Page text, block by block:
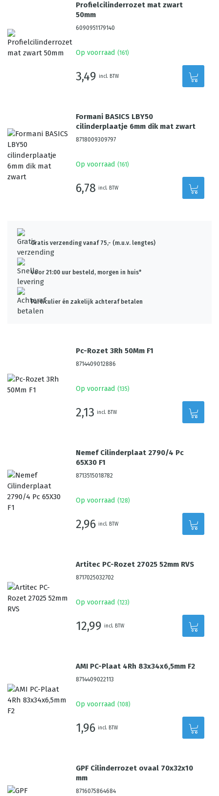
Profielcilinderrozet mat zwart
50mm
6090951179140
Op voorraad (161 )
3,49 incl. BTW
Formani BASICS LBY50
cilinderplaatje 6mm dik mat zwart
8718009309797
Op voorraad (161 )
6,78 incl. BTW
Gratis verzending vanaf 75,- (m.u.v. lengtes)
Voor 21:00 uur besteld, morgen in huis*
Particulier én zakelijk achteraf betalen
Pc-Rozet 3Rh 50Mm F1
8714409012886
Op voorraad (135)
2,13 incl. BTW
Nemef Cilinderplaat 2790/4 Pc
65X30 F1
8713515018782
Op voorraad (128)
2,96 incl. BTW
Artitec PC-Rozet 27025 52mm RVS
8717025032702
Op voorraad (123)
12,99 incl. BTW
AMI PC-Plaat 4Rh 83x34x6,5mm F2
8714409022113
Op voorraad (108)
1,96 incl. BTW
GPF Cilinderrozet ovaal 70x32x10
mm
8716075864684